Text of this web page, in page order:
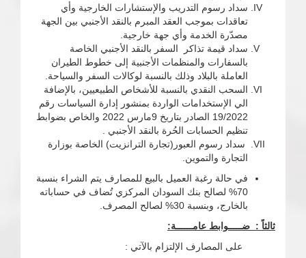
سداد رسوم التدريب والإستشارات الخارجية وأي
تعاقدات بموجب العقد المبرم بالنقد الأجنبي بين الجهة
مصدّرة الخدمة وأي جهة خارجية.
سداد قيمة تذاكر السفر بالنقد الأجنبي الخاصة
بالسفارات والمنظمات الأجنبية إلى خطوط الطيران
العاملة بالبلاد وذلك بالنسبة لوكالات السفر والسياحة.
السحب النقدي بالنسبة للأشخاص الطبيعيين، بالإضافة
الي الإستخدامات الواردة بمنشور إدارة السياسات رقم
19/2022 الصادر بتاريخ 9مارس 2022 والخاص بضوابط
تنظيم الحسابات الحُرة بالنقد الأجنبي .
سداد رسوم العبور(تجارة الترانزيت) الخاصة بوزارة
التجارة والتموين.
في حالة رغبة العميل بالبيع للمصارف يتم الشراء بنسبة
70% لصالح بنك السودان المركزي تُضاف في حساباته
بالخارج، وبنسبة 30% لصالح المصرف.
ثالثاً : ضـــــوابط عامــــــة:
على المصارف الإلتزام بالآتي :